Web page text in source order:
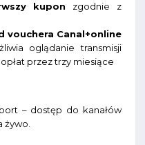
kupon zgodnie z
vouchera Canal+online
oglądanie transmisji
przez trzy miesiące
– dostęp do kanałów
żywo.